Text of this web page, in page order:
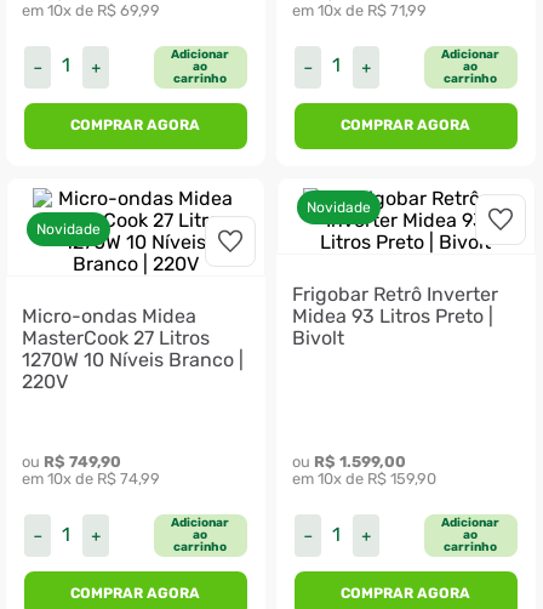
em 10x de R$ 69,99
＋
－
Adicionar
ao
carrinho
COMPRAR AGORA
em 10x de R$ 71,99
＋
－
Adicionar
ao
carrinho
COMPRAR AGORA
Novidade
Micro-ondas Midea
MasterCook 27 Litros
1270W 10 Níveis Branco |
220V
ou R$ 749,90
em 10x de R$ 74,99
＋
－
Adicionar
ao
carrinho
COMPRAR AGORA
Novidade
Frigobar Retrô Inverter
Midea 93 Litros Preto |
Bivolt
ou R$ 1.599,00
em 10x de R$ 159,90
＋
－
Adicionar
ao
carrinho
COMPRAR AGORA